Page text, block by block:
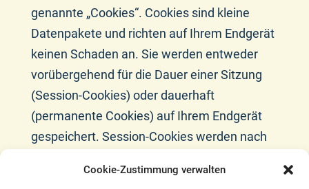
Cookie-Zustimmung verwalten
genannte „Cookies“. Cookies sind kleine
Datenpakete und richten auf Ihrem Endgerät
keinen Schaden an. Sie werden entweder
vorübergehend für die Dauer einer Sitzung
(Session-Cookies) oder dauerhaft
(permanente Cookies) auf Ihrem Endgerät
gespeichert. Session-Cookies werden nach
Permanente Cookies bleiben auf Ihrem